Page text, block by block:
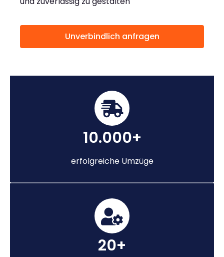
Unverbindlich anfragen
10.000+
erfolgreiche Umzüge
20+